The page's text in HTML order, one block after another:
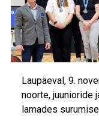
Laupäeval, 9.
noorte, juunioride
lamades